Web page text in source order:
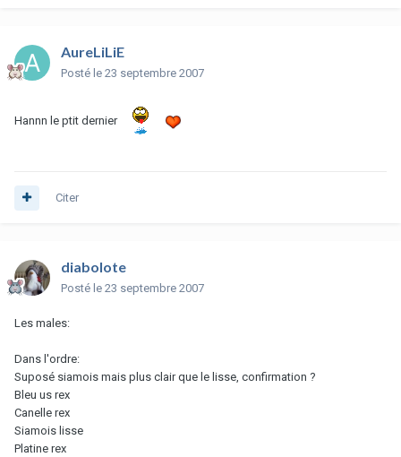
AureLiLiE
Posté le 23 septembre 2007
Hannn le ptit dernier
Citer
diabolote
Posté le 23 septembre 2007
Les males:
Dans l'ordre:
Suposé siamois mais plus clair que le lisse, confirmation ?
Bleu us rex
Canelle rex
Siamois lisse
Platine rex